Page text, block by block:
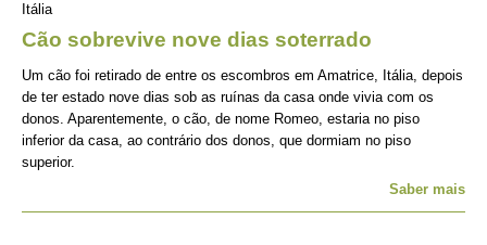
Itália
Cão sobrevive nove dias soterrado
Um cão foi retirado de entre os escombros em Amatrice, Itália, depois
de ter estado nove dias sob as ruínas da casa onde vivia com os
donos. Aparentemente, o cão, de nome Romeo, estaria no piso
inferior da casa, ao contrário dos donos, que dormiam no piso
superior.
Saber mais